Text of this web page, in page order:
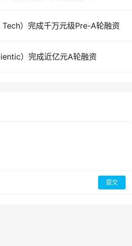
）完成千万元级Pre-A轮融资
）完成近亿元A轮融资
提交